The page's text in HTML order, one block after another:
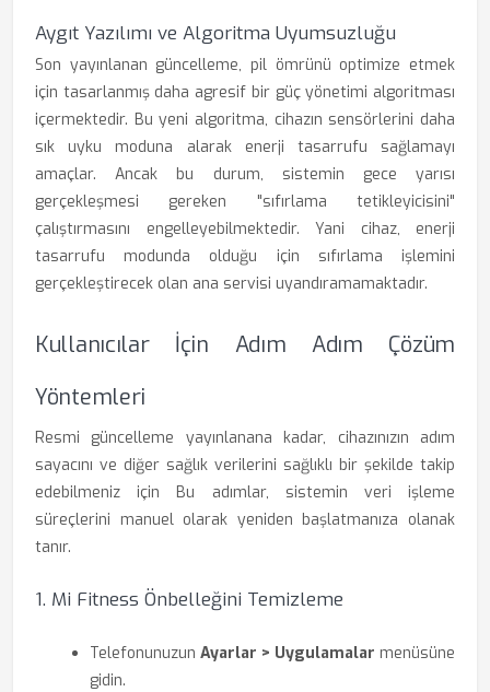
Aygıt Yazılımı ve Algoritma Uyumsuzluğu
Son yayınlanan güncelleme, pil ömrünü optimize etmek
için tasarlanmış daha agresif bir güç yönetimi algoritması
içermektedir. Bu yeni algoritma, cihazın sensörlerini daha
sık uyku moduna alarak enerji tasarrufu sağlamayı
amaçlar. Ancak bu durum, sistemin gece yarısı
gerçekleşmesi gereken "sıfırlama tetikleyicisini"
çalıştırmasını engelleyebilmektedir. Yani cihaz, enerji
tasarrufu modunda olduğu için sıfırlama işlemini
gerçekleştirecek olan ana servisi uyandıramamaktadır.
Kullanıcılar İçin Adım Adım Çözüm
Yöntemleri
Resmi güncelleme yayınlanana kadar, cihazınızın adım
sayacını ve diğer sağlık verilerini sağlıklı bir şekilde takip
edebilmeniz için Bu adımlar, sistemin veri işleme
süreçlerini manuel olarak yeniden başlatmanıza olanak
tanır.
1. Mi Fitness Önbelleğini Temizleme
Telefonunuzun Ayarlar > Uygulamalar menüsüne
gidin.